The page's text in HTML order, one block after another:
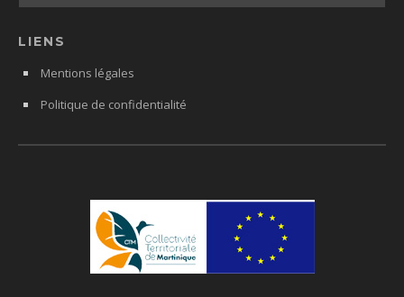
LIENS
Mentions légales
Politique de confidentialité